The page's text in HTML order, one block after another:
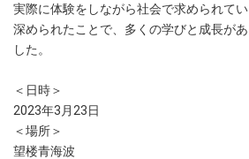
実際に体験をしながら社会で求められて
深められたことで、多くの学びと成長が
した。
＜日時＞
2023年3月23日
＜場所＞
望楼青海波